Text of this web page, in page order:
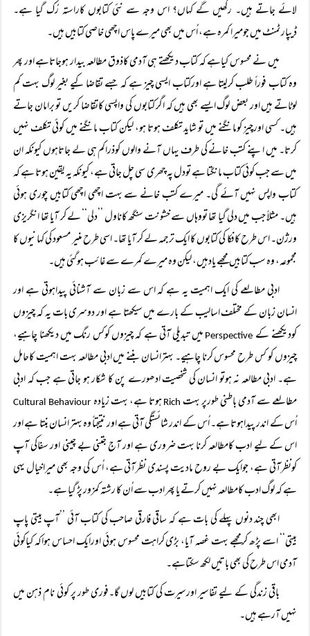
لائے جاتے ہیں۔ رکھیں گے کہاں؟ اس وجہ سے نئی کتابوں کاراستہ رُک گیا ہے۔
ڈیپارٹمنٹ میں جومیرا کمرہ ہے، اُس میں بھی میرے پاس اچھی خاصی کتابیں ہیں۔
میں نے محسوس کیاہے کہ کتاب دیکھتے ہی آدمی کاذوق مطالعہ بیدار ہوجاتاہے اور پھر
وہ کتاب فوراً طلب کرلیتا ہے اورکتاب ایسی چیز ہے کہ جسے تقاضا کیے بغیر لوگ بہت کم
لوٹاتے ہیں اور بعض لوگ ایسے بھی ہیں کہ اگر کتابوں کی واپسی کاتقاضا کریں تو برامان جاتے
ہیں۔ کسی اورچیز کومانگنے میں تو شاید تکلف ہوتا ہو، لیکن کتاب مانگنے میں کوئی تکلف نہیں
کرتا۔ میں اپنے کتب خانے کی طرف یہاں آنے والوں کوذراکم ہی لے جاتاہوں کیونکہ ان
میں سے جب کوئی کتاب مانگتا ہے تودل پہ چھری سی چل جاتی ہے، کیونکہ یہ یقین ہوتا ہے کہ
کتاب واپس نہیں آئے گی۔ میرے کتب خانے سے بہت اچھی اچھی کتابیں چوری ہوئی
ہیں۔ مثلاً جب میں دلی گیا تھا تووہاں سے خشونت سنگھ کاناول ’’دلی‘‘ لے کر آیا تھا انگریزی
ورژن۔ اس طرح کافکا کی کتابوں کا ایک ترجمہ لے کر آیا تھا۔ اسی طرح منیر مسعود کی کہانیوں کا
مجموعہ، وہ سب کتابیں مجھے یادہیں، لیکن وہ میرے کمرے سے غائب ہوگئی ہیں۔
ادبی مطالعے کی ایک اہمیت یہ ہے کہ اس سے زبان سے آشنائی پیداہوتی ہے اور
انسان زبان کے مختلف اسالیب کے بارے میں سیکھتا ہے اور دوسری بات یہ کہ چیزوں
کودیکھنے کے
میں تبدیلی آتی ہے کہ چیزوں کوکس رنگ میں دیکھنا چاہیے،
چیزوں کو کس طرح محسوس کرنا چاہیے۔ بہترانسان بننے میں ادبی مطالعہ بہت اہمیت کاحامل
ہے۔ ادبی مطالعہ نہ ہوتو انسان کی شخصیت ادھورے پن کا شکار ہو جاتی ہے جب کہ ادبی
مطالعے سے آدمی باطنی طورپر بہت
ہوتا ہے، بہت زیادہCultural Behaviour
اُس کے اندر پیداہوتا ہے۔ اُس کے اندر شائستگی آتی ہے اور نتیجتاً وہ بہتر انسان بنتا ہے اور
اس کے لیے ادب کامطالعہ کرنا بہت ضروری ہے اور آج جتنی بے چینی اور سفاکی آپ
کونظرآتی ہے، جوایک بے روح مادیت پسندی نظرآتی ہے، اُس کی وجہ بھی میراخیال یہی
ہے کہ لوگ ادب کامطالعہ نہیں کرتے یا پھر ادب سے اُن کا رشتہ کمزور پڑ گیا ہے۔
ابھی چند دنوں پہلے کی بات ہے کہ ساقی فارقی صاحب کی کتاب آئی ’’آپ بیتی پاپ
بیتی‘‘ اسے پڑھ کرمجھے بہت غصہ آیا، بڑی کراہت محسوس ہوئی اورایک احساس ہواکہ کیاکوئی
آدمی اس طرح کی بھی باتیں لکھ سکتاہے۔
باقی زندگی کے لیے تفاسیر اورسیرت کی کتابیں لوں گا۔فوری طور پر کوئی نام ذہن میں
نہیں آرہے ہیں۔